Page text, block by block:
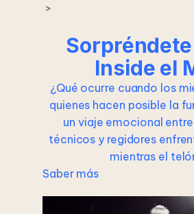
>
Inside el
¿Qué ocurre cuando los
quienes hacen posible la
un viaje emocional
técnicos y regidores
mientras el
Saber más